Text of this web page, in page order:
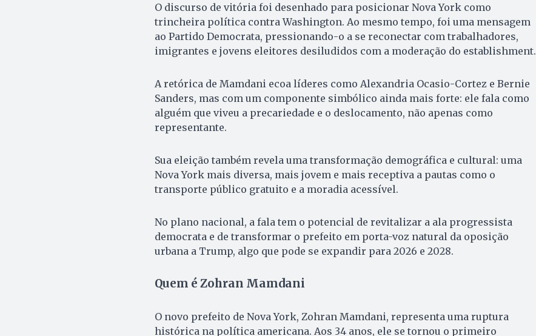
O discurso de vitória foi desenhado para posicionar Nova York como
trincheira política contra Washington. Ao mesmo tempo, foi uma mensagem
ao Partido Democrata, pressionando-o a se reconectar com trabalhadores,
imigrantes e jovens eleitores desiludidos com a moderação do establishment.
A retórica de Mamdani ecoa líderes como Alexandria Ocasio-Cortez e Bernie
Sanders, mas com um componente simbólico ainda mais forte: ele fala como
alguém que viveu a precariedade e o deslocamento, não apenas como
representante.
Sua eleição também revela uma transformação demográfica e cultural: uma
Nova York mais diversa, mais jovem e mais receptiva a pautas como o
transporte público gratuito e a moradia acessível.
No plano nacional, a fala tem o potencial de revitalizar a ala progressista
democrata e de transformar o prefeito em porta-voz natural da oposição
urbana a Trump, algo que pode se expandir para 2026 e 2028.
Quem é Zohran Mamdani
O novo prefeito de Nova York, Zohran Mamdani, representa uma ruptura
histórica na política americana. Aos 34 anos, ele se tornou o primeiro